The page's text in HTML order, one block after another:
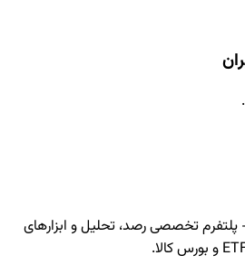
تخصصی رصد، تحلیل و ابزارهای